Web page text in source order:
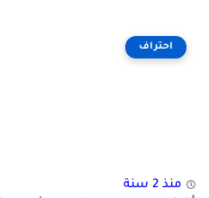
احتراف
منذ 2 سنة